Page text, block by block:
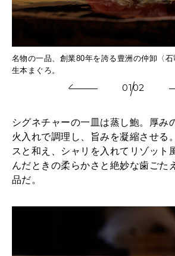
名物の一品、創業80年を誇る豊洲の仲卸〈
⽣本まぐろ。
0102
シグネチャーの一皿は蒸し鮑。厚み
火入れで調理し、旨みを凝縮させる
スと和え、シャリを入れてリゾット
んだときの柔らかさと絶妙な歯ごた
品だ。